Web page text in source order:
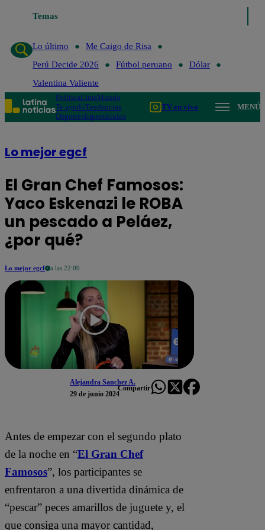
TemasLo último
Lo último
Me Caigo de Risa
Perú Decide 2026
Fútbol peruano
Dólar
Valentina Valiente
PolíticaLimaMundo
Te ayudoTendencias
DeportesEspectáculos
TV en vivo MENÚ
Lo mejor egcf
El Gran Chef Famosos:
Yaco Eskenazi le ROBA
un pescado a Peláez,
¿por qué?
Lo mejor egcf a las 22:09
Alejandra Sanchez A.
29 de junio 2024
Compartir
Antes de empezar con el segundo plato
de la noche en “El Gran Chef
Famosos”, los participantes se
enfrentaron a una divertida dinámica de
“pescar” peces amarillos de juguete y, el
que consiga una mayor cantidad,